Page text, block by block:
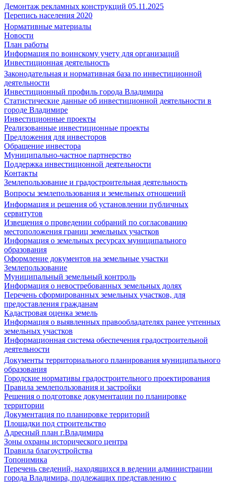
Демонтаж рекламных конструкций 05.11.2025
Перепись населения 2020
Нормативные материалы
Новости
План работы
Информация по воинскому учету для организаций
Инвестиционная деятельность
Законодательная и нормативная база по инвестиционной
деятельности
Инвестиционный профиль города Владимира
Статистические данные об инвестиционной деятельности в
городе Владимире
Инвестиционные проекты
Реализованные инвестиционные проекты
Предложения для инвесторов
Обращение инвестора
Муниципально-частное партнерство
Поддержка инвестиционной деятельности
Контакты
Землепользование и градостроительная деятельность
Вопросы землепользования и земельных отношений
Информация и решения об установлении публичных
сервитутов
Извещения о проведении собраний по согласованию
местоположения границ земельных участков
Информация о земельных ресурсах муниципального
образования
Оформление документов на земельные участки
Землепользование
Муниципальный земельный контроль
Информация о невостребованных земельных долях
Перечень сформированных земельных участков, для
предоставления гражданам
Кадастровая оценка земель
Информация о выявленных правообладателях ранее учтенных
земельных участков
Информационная система обеспечения градостроительной
деятельности
Документы территориального планирования муниципального
образования
Городские нормативы градостроительного проектирования
Правила землепользования и застройки
Решения о подготовке документации по планировке
территории
Документация по планировке территорий
Площадки под строительство
Адресный план г.Владимира
Зоны охраны исторического центра
Правила благоустройства
Топонимика
Перечень сведений, находящихся в ведении администрации
города Владимира, подлежащих представлению с